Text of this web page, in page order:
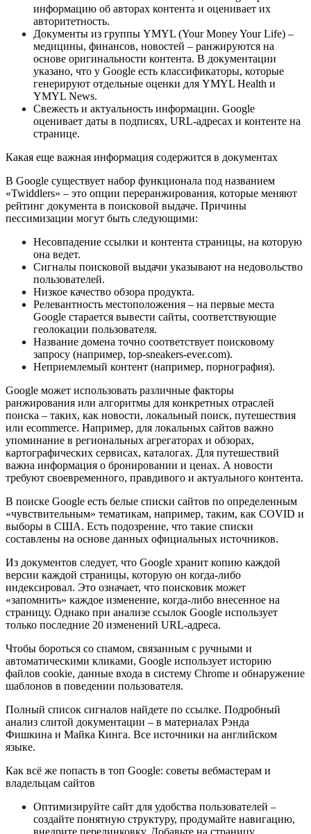
информацию об авторах контента и оценивает их
авторитетность.
Документы из группы YMYL (Your Money Your Life) –
медицины, финансов, новостей – ранжируются на
основе оригинальности контента. В документации
указано, что у Google есть классификаторы, которые
генерируют отдельные оценки для YMYL Health и
YMYL News.
Свежесть и актуальность информации. Google
оценивает даты в подписях, URL-адресах и контенте на
странице.
Какая еще важная информация содержится в документах
В Google существует набор функционала под названием
«Twiddlers» – это опции переранжирования, которые меняют
рейтинг документа в поисковой выдаче. Причины
пессимизации могут быть следующими:
Несовпадение ссылки и контента страницы, на которую
она ведет.
Сигналы поисковой выдачи указывают на недовольство
пользователей.
Низкое качество обзора продукта.
Релевантность местоположения – на первые места
Google старается вывести сайты, соответствующие
геолокации пользователя.
Название домена точно соответствует поисковому
запросу (например, top-sneakers-ever.com).
Неприемлемый контент (например, порнография).
Google может использовать различные факторы
ранжирования или алгоритмы для конкретных отраслей
поиска – таких, как новости, локальный поиск, путешествия
или ecommerce. Например, для локальных сайтов важно
упоминание в региональных агрегаторах и обзорах,
картографических сервисах, каталогах. Для путешествий
важна информация о бронировании и ценах. А новости
требуют своевременного, правдивого и актуального контента.
В поиске Google есть белые списки сайтов по определенным
«чувствительным» тематикам, например, таким, как COVID и
выборы в США. Есть подозрение, что такие списки
составлены на основе данных официальных источников.
Из документов следует, что Google хранит копию каждой
версии каждой страницы, которую он когда-либо
индексировал. Это означает, что поисковик может
«запомнить» каждое изменение, когда-либо внесенное на
страницу. Однако при анализе ссылок Google использует
только последние 20 изменений URL-адреса.
Чтобы бороться со спамом, связанным с ручными и
автоматическими кликами, Google использует историю
файлов cookie, данные входа в систему Chrome и обнаружение
шаблонов в поведении пользователя.
Полный список сигналов найдете по ссылке. Подробный
анализ слитой документации – в материалах Рэнда
Фишкина и Майка Кинга. Все источники на английском
языке.
Как всё же попасть в топ Google: советы вебмастерам и
владельцам сайтов
Оптимизируйте сайт для удобства пользователей –
создайте понятную структуру, продумайте навигацию,
внедрите перелинковку. Добавьте на страницу